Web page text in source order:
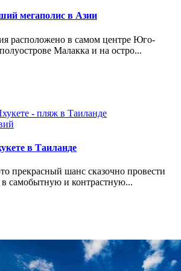
мегаполис в Азии
расположено в самом центре Юго-
Малакка и на остро...
в Таиланде
прекрасный шанс сказочно провести
самобытную и контрастную...